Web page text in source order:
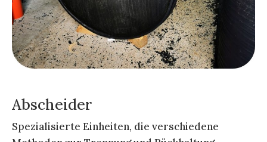
Abscheider
Spezialisierte Einheiten, die verschiedene